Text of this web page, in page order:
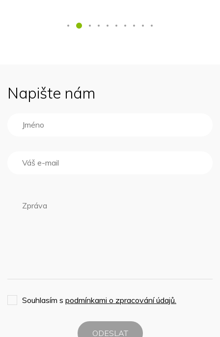
Napište nám
Souhlasím s podmínkami o zpracování údajů.